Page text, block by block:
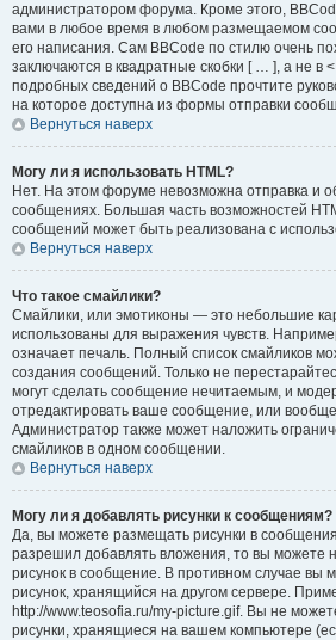
администратором форума. Кроме этого,
вами в любое время в любом размещаемом
его написания. Сам BBCode по стилю очень
заключаются в квадратные скобки [ … ], а не в
подробных сведений о BBCode прочтите
на которое доступна из формы отправки
Вернуться наверх
Могу ли я использовать HTML?
Нет. На этом форуме невозможна отправка и
сообщениях. Большая часть возможностей
сообщений может быть реализована с
Вернуться наверх
Что такое смайлики?
Смайлики, или эмотиконы — это небольшие
использованы для выражения чувств.
означает печаль. Полный список смайликов
создания сообщений. Только не
могут сделать сообщение нечитаемым, и
отредактировать ваше сообщение, или вообще
Администратор также может наложить
смайликов в одном сообщении.
Вернуться наверх
Могу ли я добавлять рисунки к сообщениям?
Да, вы можете размещать рисунки в
разрешил добавлять вложения, то вы можете
рисунок в сообщение. В противном случае вы
рисунок, хранящийся на другом сервере.
http://www.teosofia.ru/my-picture.gif. Вы не
рисунки, хранящиеся на вашем компьютере